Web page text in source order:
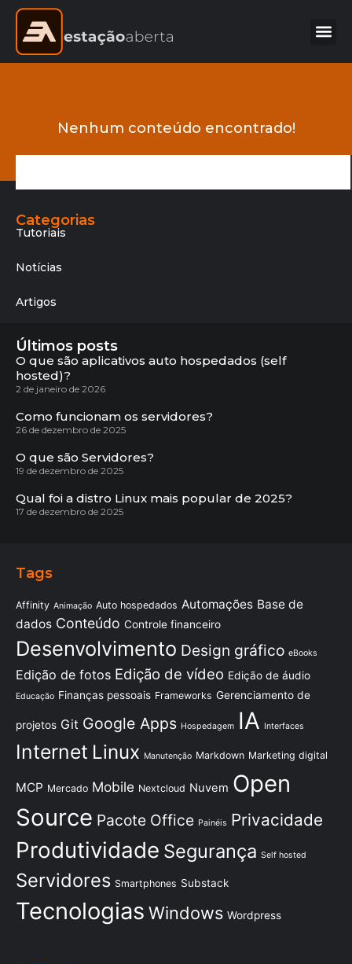
Nenhum conteúdo encontrado!
Categorias
Tutoriais
Notícias
Artigos
Últimos posts
O que são aplicativos auto hospedados (self
hosted)?
2 de janeiro de 2026
Como funcionam os servidores?
26 de dezembro de 2025
O que são Servidores?
19 de dezembro de 2025
Qual foi a distro Linux mais popular de 2025?
17 de dezembro de 2025
Tags
Affinity Animação Auto hospedados Automações Base de
dados Conteúdo Controle financeiro
Desenvolvimento Design gráfico eBooks
Edição de fotos Edição de vídeo Edição de áudio
Educação Finanças pessoais Frameworks Gerenciamento de
projetos Git Google Apps Hospedagem IA Interfaces
Internet Linux Manutenção Markdown Marketing digital
MCP Mercado Mobile Nextcloud Nuvem Open
Source Pacote Office Painéis Privacidade
Produtividade Segurança Self hosted
Servidores Smartphones Substack
Tecnologias Windows Wordpress